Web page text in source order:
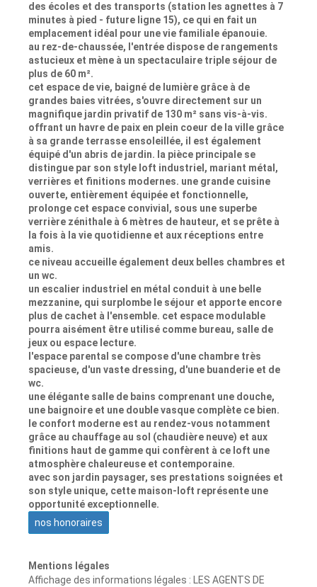
des écoles et des transports (station les agnettes à 7
minutes à pied - future ligne 15), ce qui en fait un
emplacement idéal pour une vie familiale épanouie.
au rez-de-chaussée, l'entrée dispose de rangements
astucieux et mène à un spectaculaire triple séjour de
plus de 60 m².
cet espace de vie, baigné de lumière grâce à de
grandes baies vitrées, s'ouvre directement sur un
magnifique jardin privatif de 130 m² sans vis-à-vis.
offrant un havre de paix en plein coeur de la ville grâce
à sa grande terrasse ensoleillée, il est également
équipé d'un abris de jardin. la pièce principale se
distingue par son style loft industriel, mariant métal,
verrières et finitions modernes. une grande cuisine
ouverte, entièrement équipée et fonctionnelle,
prolonge cet espace convivial, sous une superbe
verrière zénithale à 6 mètres de hauteur, et se prête à
la fois à la vie quotidienne et aux réceptions entre
amis.
ce niveau accueille également deux belles chambres et
un wc.
un escalier industriel en métal conduit à une belle
mezzanine, qui surplombe le séjour et apporte encore
plus de cachet à l'ensemble. cet espace modulable
pourra aisément être utilisé comme bureau, salle de
jeux ou espace lecture.
l'espace parental se compose d'une chambre très
spacieuse, d'un vaste dressing, d'une buanderie et de
wc.
une élégante salle de bains comprenant une douche,
une baignoire et une double vasque complète ce bien.
le confort moderne est au rendez-vous notamment
grâce au chauffage au sol (chaudière neuve) et aux
finitions haut de gamme qui confèrent à ce loft une
atmosphère chaleureuse et contemporaine.
avec son jardin paysager, ses prestations soignées et
son style unique, cette maison-loft représente une
opportunité exceptionnelle.
nos honoraires
Mentions légales
Affichage des informations légales : LES AGENTS DE